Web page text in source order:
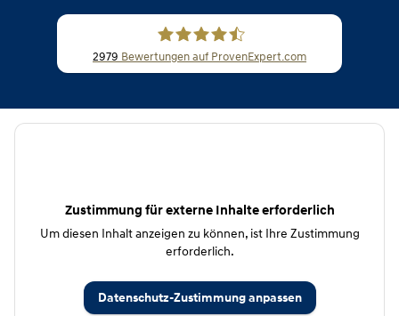
2979 Bewertungen auf ProvenExpert.com
Zustimmung für externe Inhalte erforderlich
Um diesen Inhalt anzeigen zu können, ist Ihre Zustimmung
erforderlich.
Datenschutz-Zustimmung anpassen